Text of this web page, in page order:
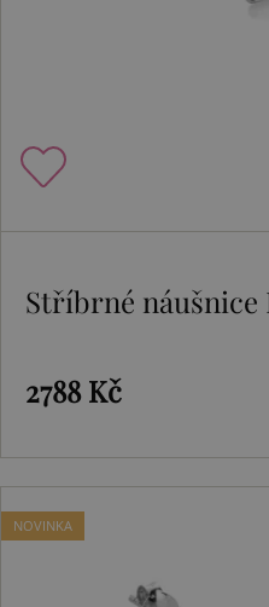
Stříbrné náušnice
2788 Kč
NOVINKA